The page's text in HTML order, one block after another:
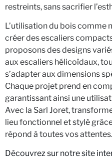
restreints, sans sacrifier
L’utilisation du bois comme
créer des escaliers
proposons des designs
aux escaliers hélicoïdaux,
s’adapter aux dimensions
Chaque projet prend en
garantissant ainsi une
Avec la Sarl Joret,
lieu fonctionnel et stylé
répond à toutes vos attentes.
Découvrez sur notre site